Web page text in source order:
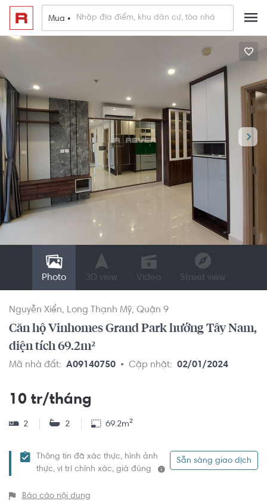
Mua •
Photo 3D view Video Street view
Nguyễn Xiển Long Thạnh Mỹ Quận 9
Căn hộ Vinhomes Grand Park hướng Tây Nam,
diện tích 69.2m²
Mã nhà đất: A09140750 Cập nhật: 02/01/2024
10 tr/tháng
2 2 69.2m²
Thông tin đã xác thực, hình ảnh
thực, vị trí chính xác, giá đúng
Sẵn sàng giao dịch
Báo cáo nội dung